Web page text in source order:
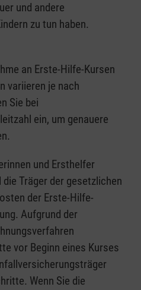
und andere
zu tun haben.
an Erste-Hilfe-Kursen
variieren je nach
Sie bei
ein, um genauere
und Ersthelfer
die Träger der gesetzlichen
der Erste-Hilfe-
Aufgrund der
vor Beginn eines Kurses
Wenn Sie die